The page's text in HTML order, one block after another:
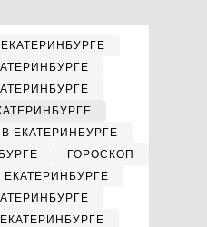
ЕКАТЕРИНБУРГЕ
ГОРОСКОП